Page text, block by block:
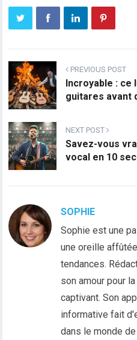
PREVIOUS POST
Incroyable :
guitares avant
NEXT POST
Savez-vous
vocal en 10
SOPHIE
Sophie est une
une oreille
tendances.
son amour pour
captivant. Son
informative fait
dans le monde